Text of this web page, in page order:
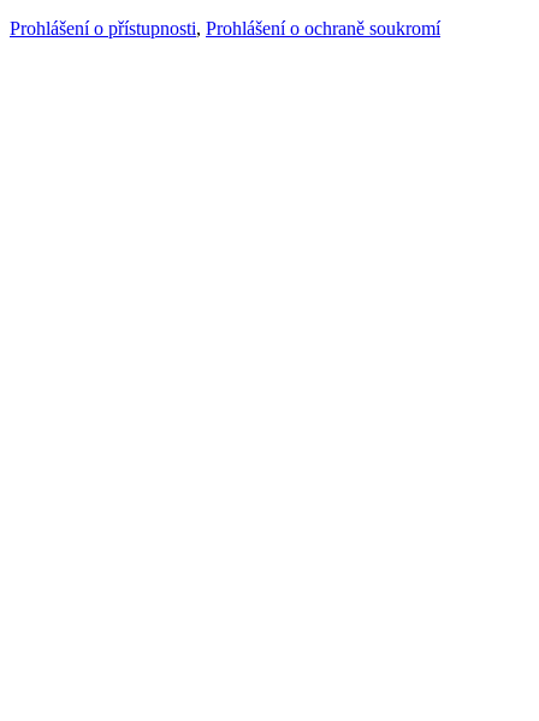
Prohlášení o přístupnosti, Prohlášení o ochraně soukromí